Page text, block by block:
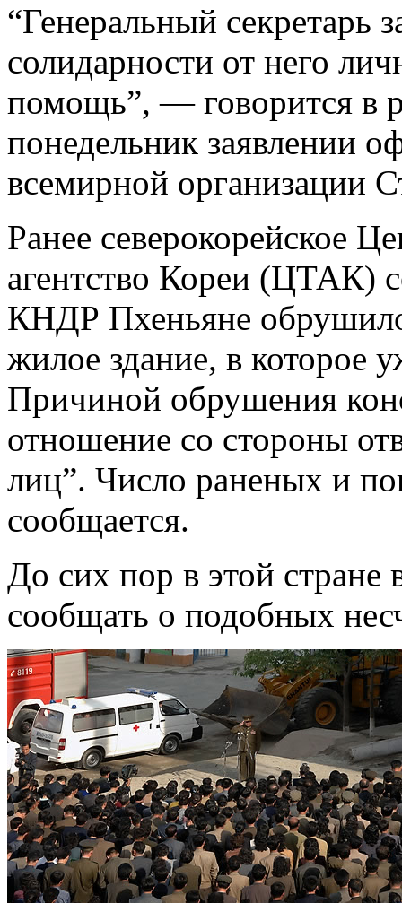
“Генеральный секретарь
солидарности от него
помощь”, — говорится в
понедельник заявлении
всемирной организации
Ранее северокорейское
агентство Кореи (ЦТАК)
КНДР Пхеньяне
жилое здание, в которое
Причиной обрушения
отношение со стороны
лиц”. Число раненых и
сообщается.
До сих пор в этой
сообщать о подобных